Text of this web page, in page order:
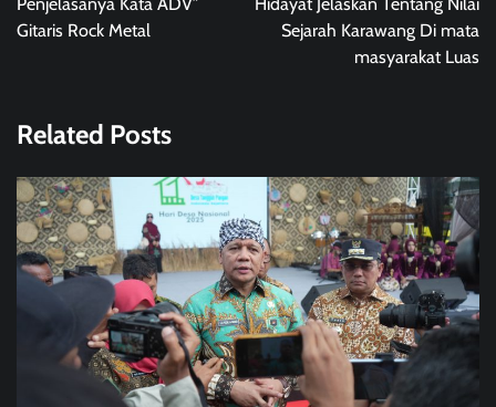
Gitaris Rock Metal
Sejarah Karawang Di mata
masyarakat Luas
Related Posts